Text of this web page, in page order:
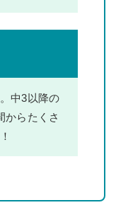
中3以降の
からたくさ